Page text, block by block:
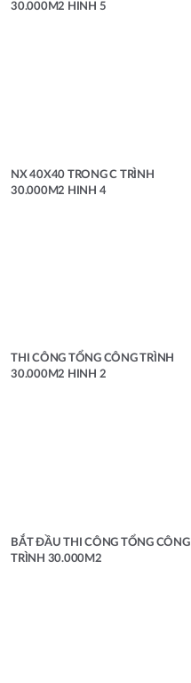
30.000M2 HINH 5
NX 40X40 TRONG C TRÌNH
30.000M2 HINH 4
THI CÔNG TỔNG CÔNG TRÌNH
30.000M2 HINH 2
BẮT ĐẦU THI CÔNG TỔNG CÔNG
TRÌNH 30.000M2